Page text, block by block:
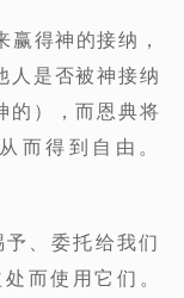
得神的接纳，
人是否被神接纳
的），而恩典将
而得到自由。
、委托给我们
而使用它们。